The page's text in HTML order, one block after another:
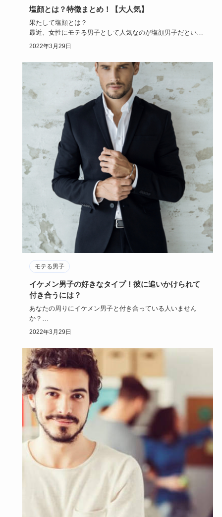
塩顔とは？特徴まとめ！【大人気】
果たして塩顔とは？
最近、女性にモテる男子として人気なのが塩顔男子だという
ことをご存知でしょうか？
2022年3月29日
モテる男子
イケメン男子の好きなタイプ！彼に追いかけられて
付き合うには？
あなたの周りにイケメン男子と付き合っている人いません
か？
しかも結構自分と変わらないくらいの見た目だったりし
イ…
2022年3月29日